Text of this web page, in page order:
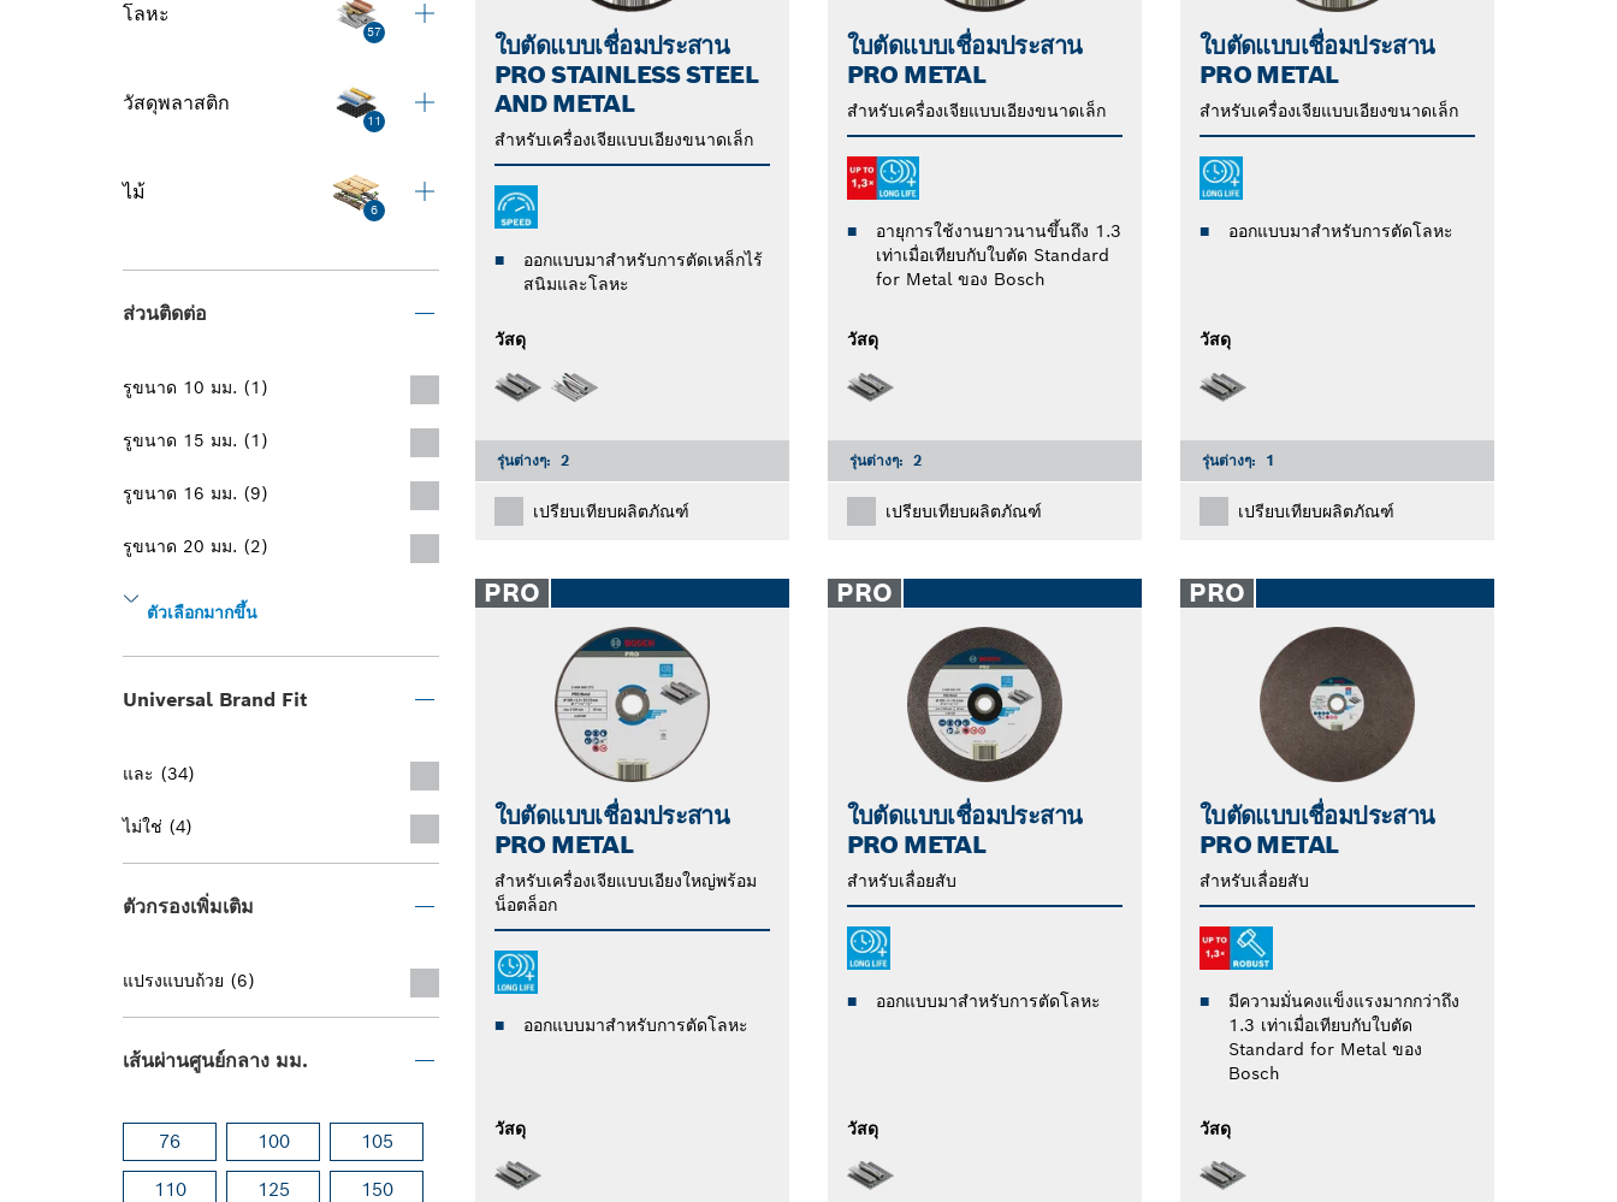
โลหะ
57
วัสดุพลาสติก
11
ไม้
6
ส่วนติดต่อ
รูขนาด 10 มม. (1)
รูขนาด 15 มม. (1)
รูขนาด 16 มม. (9)
รูขนาด 20 มม. (2)
ตัวเลือกมากขึ้น
Universal Brand Fit
และ (34)
ไม่ใช่ (4)
ตัวกรองเพิ่มเติม
แปรงแบบถ้วย (6)
เส้นผ่านศูนย์กลาง มม.
76 100 105
110 125 150
ใบตัดแบบเชื่อมประสาน
PRO STAINLESS STEEL
AND METAL
สำหรับเครื่องเจียแบบเอียงขนาดเล็ก
ออกแบบมาสำหรับการตัดเหล็กไร้
สนิมและโลหะ
วัสดุ
รุ่นต่างๆ: 2
เปรียบเทียบผลิตภัณฑ์
ใบตัดแบบเชื่อมประสาน
PRO METAL
สำหรับเครื่องเจียแบบเอียงขนาดเล็ก
อายุการใช้งานยาวนานขึ้นถึง 1.3
เท่าเมื่อเทียบกับใบตัด Standard
for Metal ของ Bosch
วัสดุ
รุ่นต่างๆ: 2
เปรียบเทียบผลิตภัณฑ์
ใบตัดแบบเชื่อมประสาน
PRO METAL
สำหรับเครื่องเจียแบบเอียงขนาดเล็ก
ออกแบบมาสำหรับการตัดโลหะ
วัสดุ
รุ่นต่างๆ: 1
เปรียบเทียบผลิตภัณฑ์
PRO
ใบตัดแบบเชื่อมประสาน
PRO METAL
สำหรับเครื่องเจียแบบเอียงใหญ่พร้อม
น็อตล็อก
ออกแบบมาสำหรับการตัดโลหะ
วัสดุ
PRO
ใบตัดแบบเชื่อมประสาน
PRO METAL
สำหรับเลื่อยสับ
ออกแบบมาสำหรับการตัดโลหะ
วัสดุ
PRO
ใบตัดแบบเชื่อมประสาน
PRO METAL
สำหรับเลื่อยสับ
มีความมั่นคงแข็งแรงมากกว่าถึง
1.3 เท่าเมื่อเทียบกับใบตัด
Standard for Metal ของ
Bosch
วัสดุ